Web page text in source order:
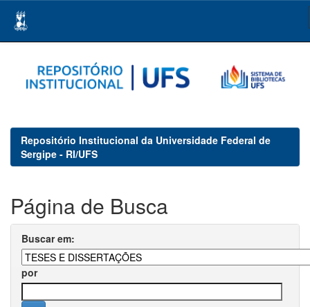
navigation
Repositório Institucional da Universidade Federal de
Sergipe - RI/UFS
Página de Busca
Buscar em:
por